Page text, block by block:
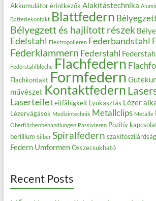
Akkumulátor érintkezők Alakítástechnika
Batteriekontakt Blattfedern
Bélyegzett és hajlított részek
Edelstahl Elektropolieren Federbandstahl
Federklammern Federstahl
Federstahlbleche Flachfedern
Flachkontakt Formfedern
művészet Kontaktfedern
Laserteile Leitfähigkeit Lyukasztás Lézer
Lézervágások Medizintechnik Metallclips Metalle
Oberflächenbehandlungen Passivieren Pozitív
berillium Silber Spiralfedern szakítószilárdság
Federn Umformen Összecsukható
Recent Posts